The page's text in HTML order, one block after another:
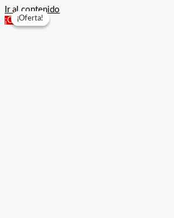
Ir al contenido
¡Oferta!
¡Oferta!
¡Oferta!